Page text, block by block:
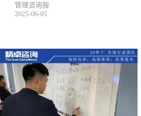
管理咨询服
2025-06-05